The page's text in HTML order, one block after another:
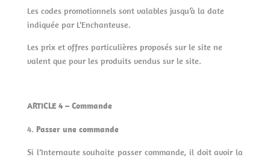
Les codes promotionnels sont valables jusqu’à la date
indiquée par L’Enchanteuse.
Les prix et offres particulières proposés sur le site ne
valent que pour les produits vendus sur le site.
ARTICLE 4 – Commande
Passer une commande
Si l’Internaute souhaite passer commande, il doit avoir la